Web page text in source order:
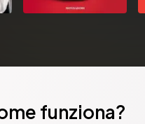
funziona?